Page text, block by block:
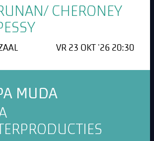
CHERONEY
VR 23 OKT '26 20:30
MUDA